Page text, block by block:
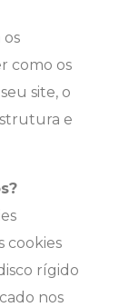
os
como os
site, o
e
cookies
rígido
nos